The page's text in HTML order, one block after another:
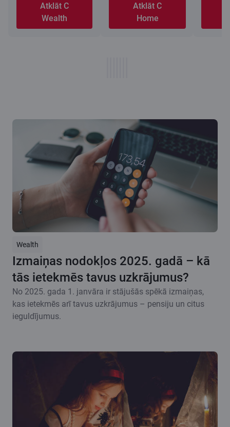
Atklāt C
Wealth
Atklāt C
Home
Wealth
Izmaiņas nodokļos 2025. gadā – kā
tās ietekmēs tavus uzkrājumus?
No 2025. gada 1. janvāra ir stājušās spēkā izmaiņas,
kas ietekmēs arī tavus uzkrājumus – pensiju un citus
ieguldījumus.